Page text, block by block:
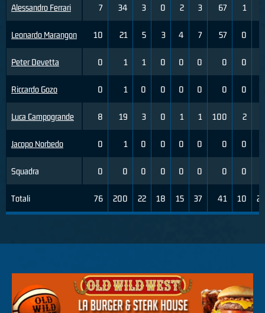
Alessandro Ferrari
Leonardo Marangon
Peter Devetta
Riccardo Gozo
Luca Campogrande
Jacopo Norbedo
Squadra
Totali
7 34 3 0 2 3 67 1
10 21 5 3 4 7 57 0
0 1 1 0 0 0 0 0
0 1 0 0 0 0 0 0
8 19 3 0 1 1 100 2
0 1 0 0 0 0 0 0
0 0 0 0 0 0 0 0
76 200 22 18 15 37 41 10 23